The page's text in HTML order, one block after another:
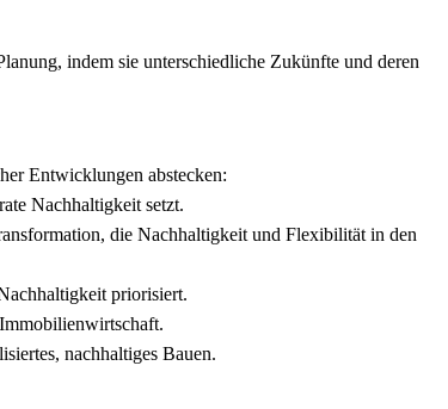
indem sie unterschiedliche Zukünfte und deren
Entwicklungen abstecken:
Nachhaltigkeit setzt.
die Nachhaltigkeit und Flexibilität in den
priorisiert.
nachhaltiges Bauen.